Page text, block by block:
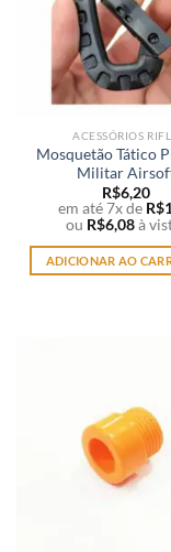
ACESSÓRIOS
Mosquetão Tático
Militar
R$6,20
em até 7x de R$
ou R$6,08 à
ADICIONAR AO